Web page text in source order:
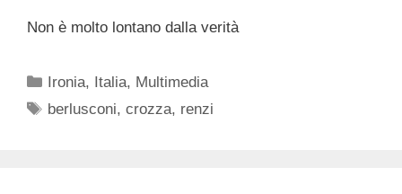
Non è molto lontano dalla verità
Categorie
Ironia, Italia, Multimedia
Tag
berlusconi,crozza, renzi